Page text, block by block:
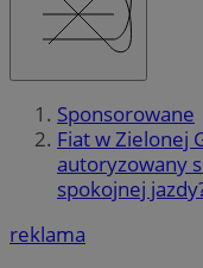
Sponsorowane
Fiat w Zielonej
autoryzowany
spokojnej
reklama